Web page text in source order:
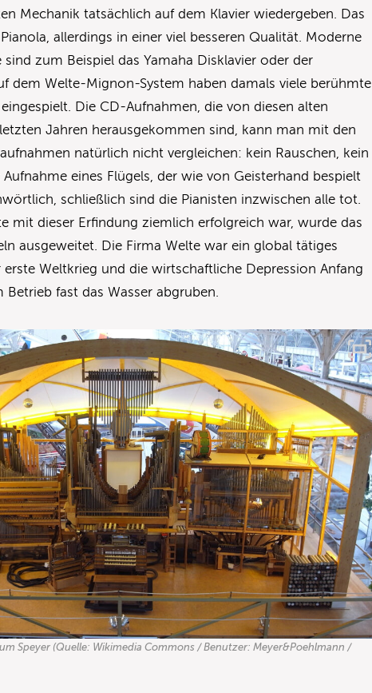
Mechanik tatsächlich auf dem Klavier wiedergeben. Das
allerdings in einer viel besseren Qualität. Moderne
zum Beispiel das Yamaha Disklavier oder der
dem Welte-Mignon-System haben damals viele berühmte
Die CD-Aufnahmen, die von diesen alten
Jahren herausgekommen sind, kann man mit den
natürlich nicht vergleichen: kein Rauschen, kein
Aufnahme eines Flügels, der wie von Geisterhand bespielt
schließlich sind die Pianisten inzwischen alle tot.
mit dieser Erfindung ziemlich erfolgreich war, wurde das
ausgeweitet. Die Firma Welte war ein global tätiges
Weltkrieg und die wirtschaftliche Depression Anfang
Betrieb fast das Wasser abgruben.
Speyer (Quelle: Wikimedia Commons / Benutzer: Meyer&Poehlmann /